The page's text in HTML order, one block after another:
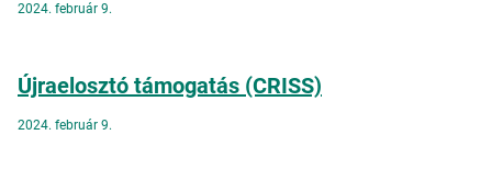
2024. február 9.
Újraelosztó támogatás (CRISS)
2024. február 9.